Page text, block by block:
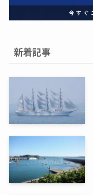
新着記事